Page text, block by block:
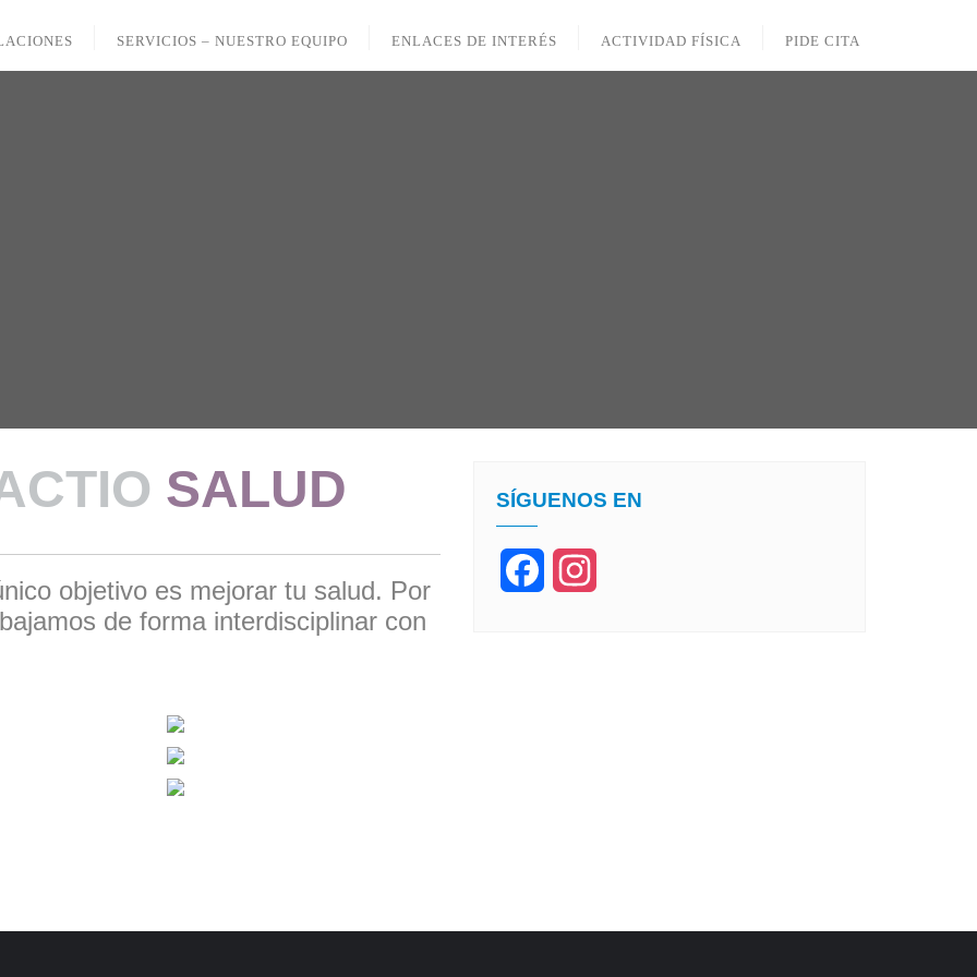
SERVICIOS – NUESTRO EQUIPO ENLACES DE INTERÉS ACTIVIDAD FÍSICA PIDE CITA
SALUD
objetivo es mejorar tu salud. Por
de forma interdisciplinar con
SÍGUENOS EN
Facebook